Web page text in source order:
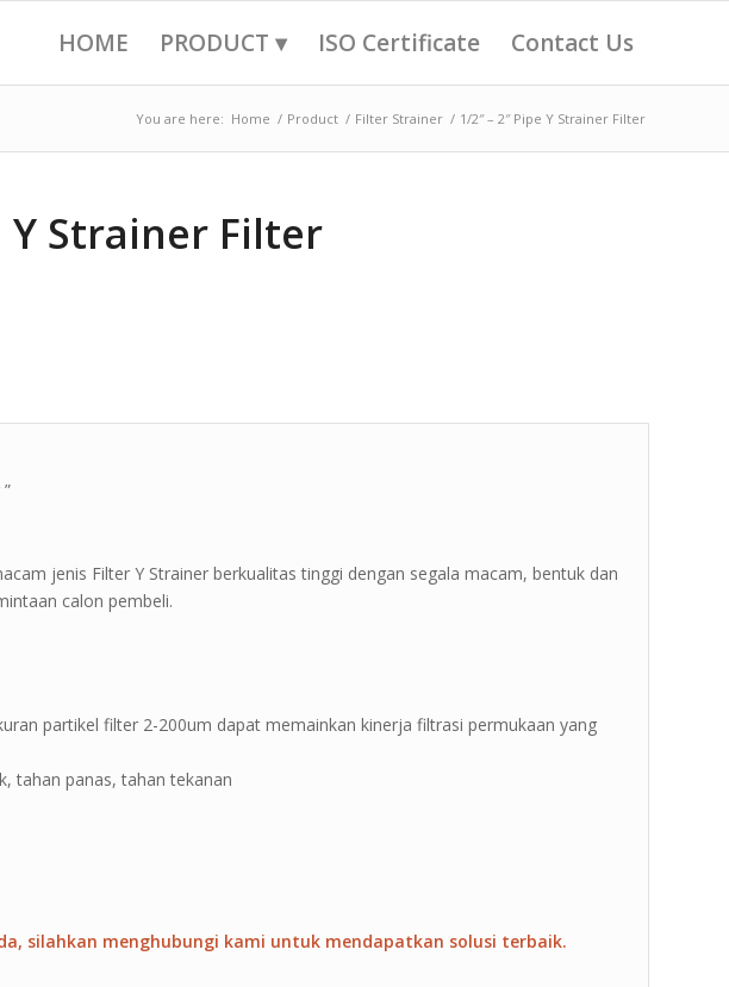
HOME PRODUCT ▾ ISO Certificate Contact Us
You are here: Home / Product / Filter Strainer / 1/2″ – 2″ Pipe Y Strainer Filter
Y Strainer Filter
jenis Filter Y Strainer berkualitas tinggi dengan segala macam, bentuk dan
calon pembeli.
partikel filter 2-200um dapat memainkan kinerja filtrasi permukaan yang
tahan panas, tahan tekanan
silahkan menghubungi kami untuk mendapatkan solusi terbaik.